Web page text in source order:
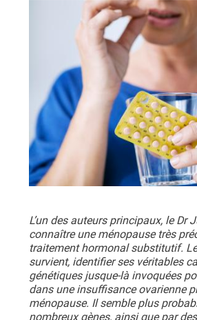
L’un des auteurs principaux, le
connaître une ménopause très
traitement hormonal substitutif.
survient, identifier ses véritables
génétiques jusque-là invoquées
dans une insuffisance ovarienne
ménopause. Il semble plus
nombreux gènes, ainsi que par